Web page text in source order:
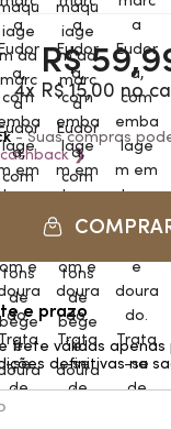
R$
4x R$ 15,00 no
- Suas compras
cashback❯
e prazo
frete válidas
definitivas na